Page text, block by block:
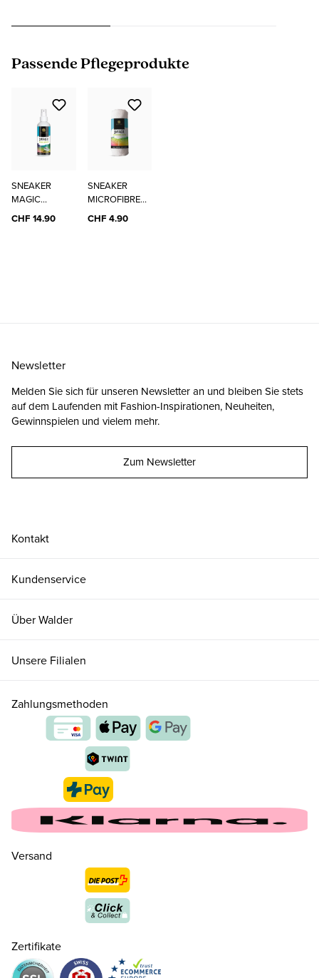
Produktgalerie überspringen
Passende Pflegeprodukte
SNEAKER
MAGIC
CLEANER
CHF 14.90
SNEAKER
MICROFIBRE
CLOTH
CHF 4.90
Kontakt
Kundenservice
Über Walder
Unsere Filialen
Newsletter
Melden Sie sich für unseren Newsletter an und bleiben Sie stets
auf dem Laufenden mit Fashion-Inspirationen, Neuheiten,
Gewinnspielen und vielem mehr.
Zum Newsletter
Zahlungsmethoden
Versand
Zertifikate